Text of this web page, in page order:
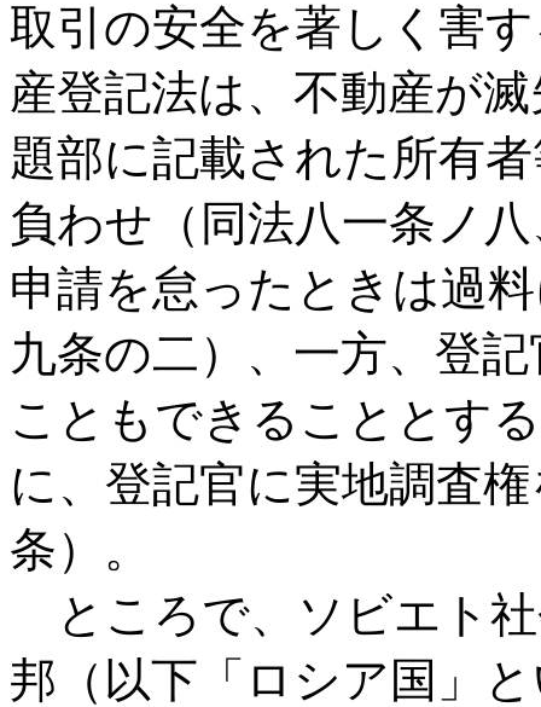
取引の安全を著しく害
産登記法は、不動産が
題部に記載された所有
負わせ（同法八一条ノ
申請を怠ったときは過
九条の二）、一方、登
こともできることとす
に、登記官に実地調査
条）。
ところで、ソビエト
邦（以下「ロシア国」